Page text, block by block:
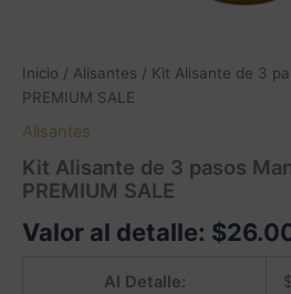
Inicio / Alisantes / Kit Alisante de 3
PREMIUM SALE
Alisantes
Kit Alisante de 3 pasos
PREMIUM SALE
Valor al detalle: $
Al Detalle: $